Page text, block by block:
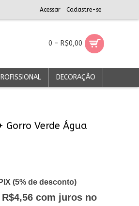
Acessar Cadastre-se
0 - R$0,00
DECORAÇÃO
Gorro Verde Água
(5% de desconto)
com juros no